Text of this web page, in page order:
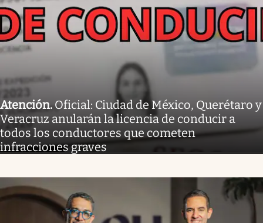
Atención.Oficial: Ciudad de México, Querétaro y
Veracruz anularán la licencia de conducir a
todos los conductores que cometen
infracciones graves